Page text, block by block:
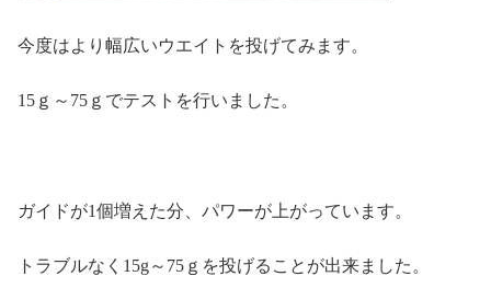
今度はより幅広いウエイトを投げてみます。
15ｇ～75ｇでテストを行いました。
ガイドが1個増えた分、パワーが上がっています。
トラブルなく15g～75ｇを投げることが出来ました。